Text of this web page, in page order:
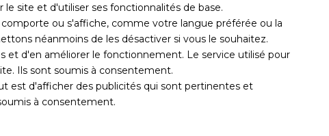
site et d'utiliser ses fonctionnalités de base.
ou s'affiche, comme votre langue préférée ou la
néanmoins de les désactiver si vous le souhaitez.
et d'en améliorer le fonctionnement. Le service utilisé pour
Ils sont soumis à consentement.
est d'afficher des publicités qui sont pertinentes et
à consentement.